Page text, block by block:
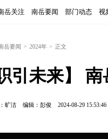
岳关注 南岳要闻 部门动态 视
岳要闻 > 2024年 > 正文
引未来】
旷洁 编辑：彭俊 2024-08-29 15:53:46